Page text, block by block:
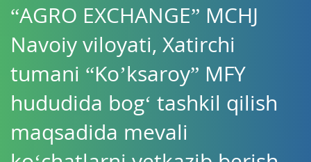
“AGRO EXCHANGE” MCHJ
Navoiy viloyati, Xatirchi
tumani “Ko’ksaroy” MFY
hududida bog‘ tashkil qilish
maqsadida mevali